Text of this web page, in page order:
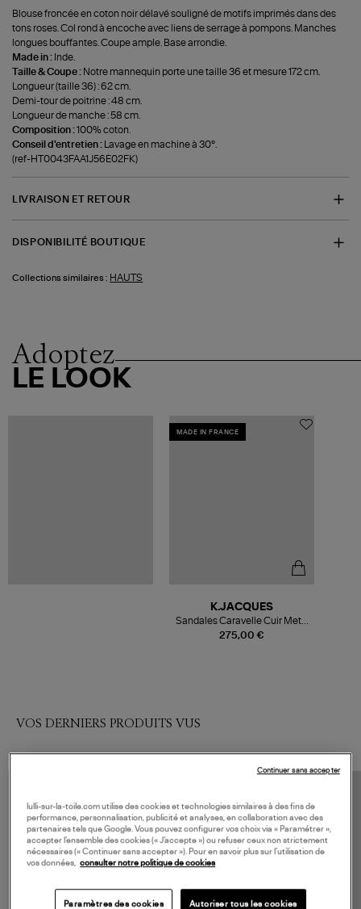
Blouse froncée en coton noir délavé souligné de motifs imprimés dans des
tons roses. Col rond à encoche avec liens de serrage à pompons. Manches
longues bouffantes. Coupe ample. Base arrondie.
Made in : Inde.
Taille & Coupe : Notre mannequin porte une taille 36 et mesure 172 cm.
Longueur (taille 36) : 62 cm.
Demi-tour de poitrine : 48 cm.
Longueur de manche : 58 cm.
Composition :100% coton.
Conseil d'entretien :
Lavage en machine à 30°.
(ref-HT0043FAA1J56E02FK)
LIVRAISON ET RETOUR
DISPONIBILITÉ BOUTIQUE
Collections similaires : HAUTS
Adoptez
LE LOOK
MADE IN FRANCE
275,00 €
K.JACQUES
Sandales Caravelle Cuir Metyl
Champa
VOS DERNIERS PRODUITS VUS
lulli-sur-la-toile.com utilise des cookies et technologies similaires à des fins de
performance, personnalisation, publicité et analyses, en collaboration avec des
partenaires tels que Google. Vous pouvez configurer vos choix via « Paramétrer »,
accepter l’ensemble des cookies (« J’accepte ») ou refuser ceux non strictement
nécessaires (« Continuer sans accepter »). Pour en savoir plus sur l’utilisation de
vos données,
consulter notre politique de cookies
Paramètres des cookies Autoriser tous les cookies
Continuer sans accepter